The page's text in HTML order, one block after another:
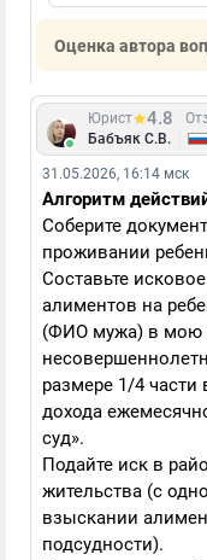
Оценка автора
Юрист 4.8
Бабъяк С.В.
31.05.2026, 16:14 мск
Алгоритм
Соберите
проживании
Составьте
алиментов на
(ФИО мужа) в мою
размере 1/4 части
дохода
суд».
Подайте иск в
жительства (с
взыскании
подсудности).